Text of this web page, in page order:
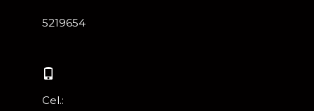
5219654
Cel.: